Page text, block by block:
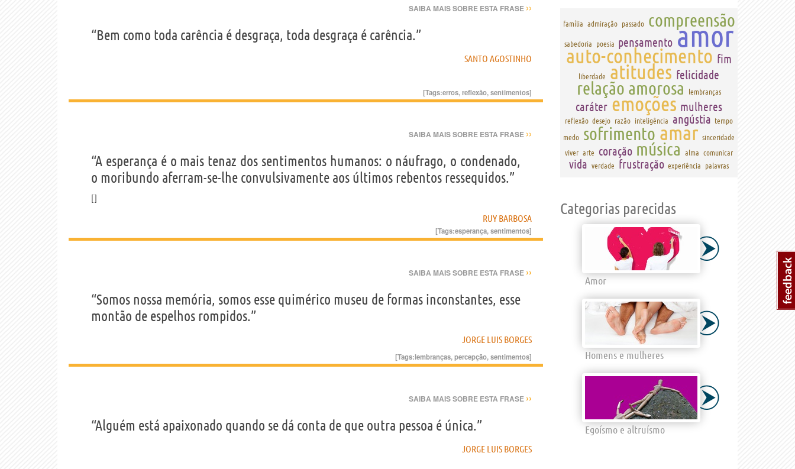
SAIBA MAIS SOBRE ESTA FRASE ››
“Bem como toda carência é desgraça, toda desgraça é carência.”
SANTO AGOSTINHO
[Tags:erros,reflexão,sentimentos]
SAIBA MAIS SOBRE ESTA FRASE ››
“A esperança é o mais tenaz dos sentimentos humanos: o náufrago, o condenado,
o moribundo aferram-se-lhe convulsivamente aos últimos rebentos ressequidos.”
RUY BARBOSA
[Tags:esperança,sentimentos]
SAIBA MAIS SOBRE ESTA FRASE ››
“Somos nossa memória, somos esse quimérico museu de formas inconstantes, esse
montão de espelhos rompidos.”
JORGE LUIS BORGES
[Tags:lembranças,percepção,sentimentos]
SAIBA MAIS SOBRE ESTA FRASE ››
“Alguém está apaixonado quando se dá conta de que outra pessoa é única.”
JORGE LUIS BORGES
família admiração passado compreensão
sabedoria poesia pensamento amor
auto-conhecimento fim
liberdade atitudes felicidade
relação amorosa lembranças
caráter emoções mulheres
reflexão desejo razão inteligência angústia tempo
medo sofrimento amar sinceridade
viver arte coração música alma comunicar
vida verdade frustração experiência palavras
Categorias parecidas
Amor
Homens e mulheres
Egoísmo e altruísmo